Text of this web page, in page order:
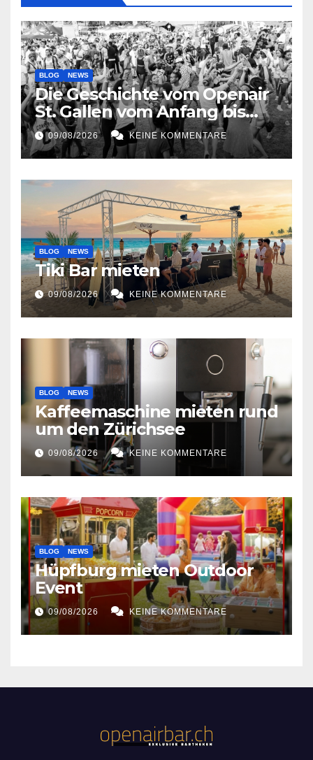
BLOG NEWS
Die Geschichte vom Openair
St. Gallen vom Anfang bis
jetzt
09/08/2026 KEINE KOMMENTARE
BLOG NEWS
Tiki Bar mieten
09/08/2026 KEINE KOMMENTARE
BLOG NEWS
Kaffeemaschine mieten rund
um den Zürichsee
09/08/2026 KEINE KOMMENTARE
BLOG NEWS
Hüpfburg mieten Outdoor
Event
09/08/2026 KEINE KOMMENTARE